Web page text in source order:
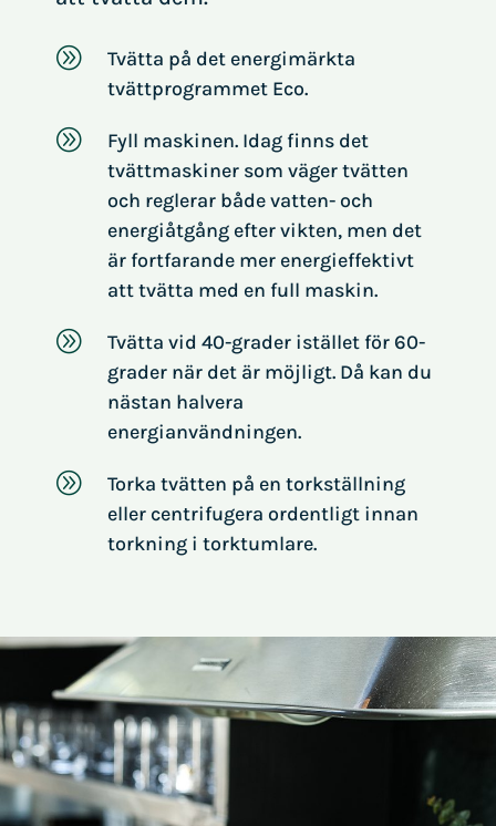
A
Tvätta på det energimärkta
tvättprogrammet Eco.
A
Fyll maskinen. Idag finns det
tvättmaskiner som väger tvätten
och reglerar både vatten- och
energiåtgång efter vikten, men det
är fortfarande mer energieffektivt
att tvätta med en full maskin.
A
Tvätta vid 40-grader istället för 60-
grader när det är möjligt. Då kan du
nästan halvera
energianvändningen.
A
Torka tvätten på en torkställning
eller centrifugera ordentligt innan
torkning i torktumlare.